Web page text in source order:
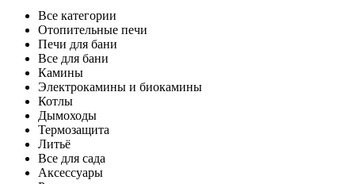
Все категории
Отопительные печи
Печи для бани
Все для бани
Камины
Электрокамины и биокамины
Котлы
Дымоходы
Термозащита
Литьё
Все для сада
Аксессуары